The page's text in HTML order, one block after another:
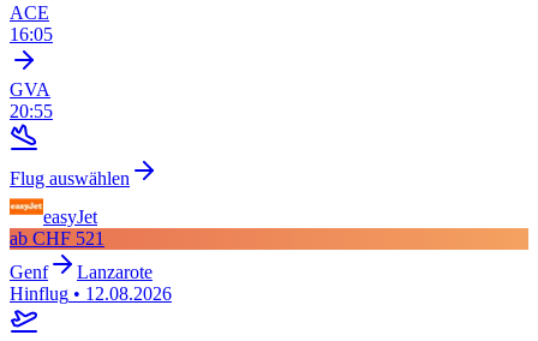
ACE
16:05
GVA
20:55
Flug auswählen
easyJet
ab CHF 521
Genf
Lanzarote
Hinflug • 12.08.2026